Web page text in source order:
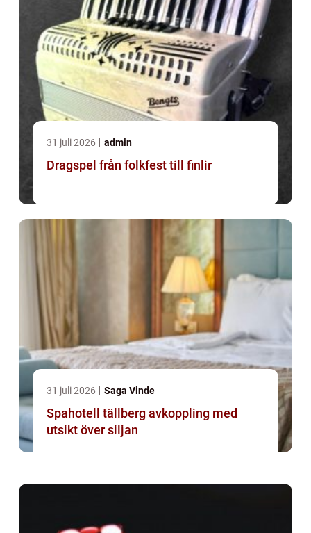
31 juli 2026 admin
Dragspel från folkfest till finlir
31 juli 2026 Saga Vinde
Spahotell tällberg avkoppling med
utsikt över siljan